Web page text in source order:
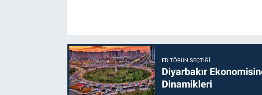
EDITÖRÜN SEÇTIĞI
Diyarbakır
Dinamikleri